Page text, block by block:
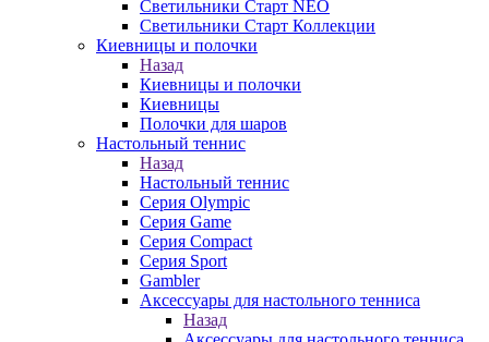
Светильники Старт NEO
Светильники Старт Коллекции
Киевницы и полочки
Назад
Киевницы и полочки
Киевницы
Полочки для шаров
Настольный теннис
Назад
Настольный теннис
Серия Olympic
Серия Game
Серия Compact
Серия Sport
Gambler
Аксессуары для настольного тенниса
Назад